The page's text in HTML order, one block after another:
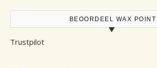
BEOORDEEL WAX POINT
Trustpilot